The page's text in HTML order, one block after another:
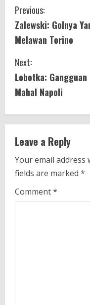
C
o
n
t
i
n
u
e
R
e
Previous:
Zalewski: Golnya
Melawan Torino
Next:
Lobotka:
Mahal Napoli
Leave a Reply
Your email address
fields are marked *
Comment*